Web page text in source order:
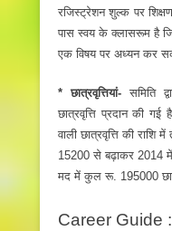
रजिस्ट्रेशन शुल्क पर
पास स्वय के क्लासरूम है
एक विषय पर अध्यन कर
* छात्रवृत्तियां- समिति
छात्रवृत्ति प्रदान की गई
वाली छात्रवृत्ति की
15200 से बढ़ाकर 2014
मद में कुल रू. 195000
Career Guide :